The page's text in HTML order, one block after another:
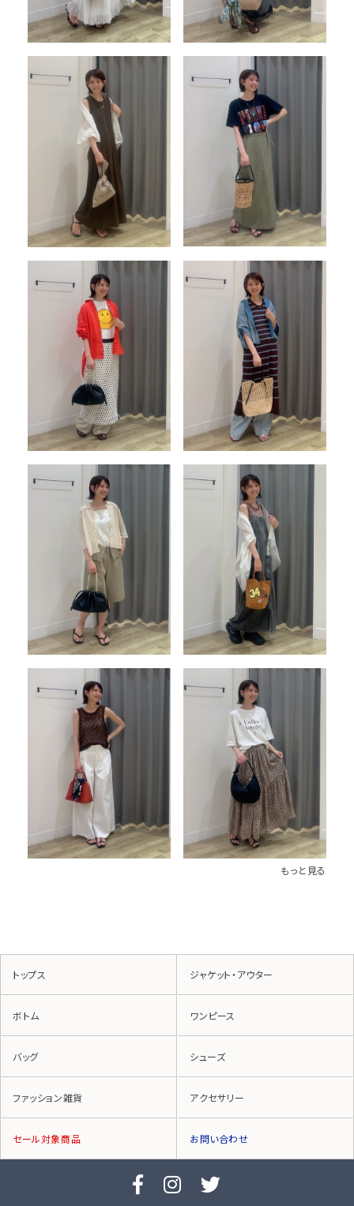
もっと見る
トップス ジャケット・アウター
ボトム ワンピース
バッグ シューズ
ファッション雑貨 アクセサリー
セール対象商品 お問い合わせ